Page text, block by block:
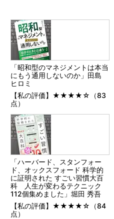
「昭和型のマネジメントは本当
にもう通用しないのか」田島
ヒロミ
【私の評価】★★★★☆（83
点）
「ハーバード、スタンフォー
ド、オックスフォード 科学的
に証明された すごい習慣大百
科 人生が変わるテクニック
112個集めました」堀田 秀吾
【私の評価】★★★★☆（84
点）